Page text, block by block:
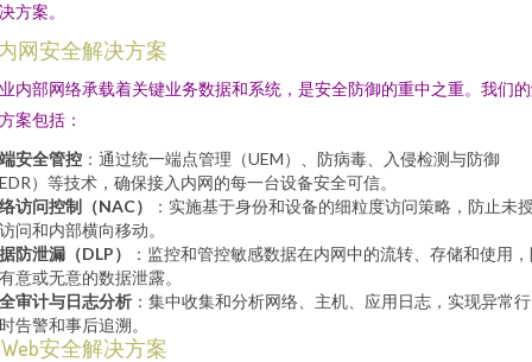
方案。
内网安全解决方案
内部网络承载着关键业务数据和系统，是安全防御的重中之重。我们
案包括：
安全管控 ：通过统一端点管理（UEM）、防病毒、入侵检测与防御
）等技术，确保接入内网的每一台设备安全可信。
访问控制（NAC）
：实施基于身份和设备的细粒度访问策略，防止未
问和内部横向移动。
防泄漏（DLP）
：监控和管控敏感数据在内网中的流转、存储和使用
意或无意的数据泄露。
审计与日志分析 ：集中收集和分析网络、主机、应用日志，实现异常
告警和事后追溯。
安全解决方案